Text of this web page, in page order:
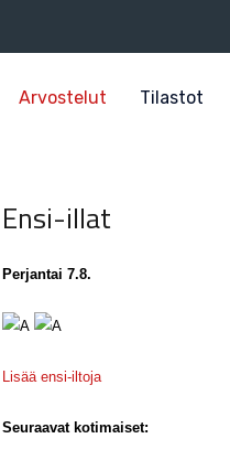
Arvostelut Tilastot
Ensi-illat
Perjantai 7.8.
Lisää ensi-iltoja
Seuraavat kotimaiset: